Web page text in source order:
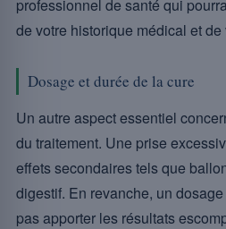
professionnel de santé qui
de votre historique médical et
Dosage et durée de la cure
Un autre aspect essentiel
du traitement. Une prise
effets secondaires tels que
digestif. En revanche, un
pas apporter les résultats